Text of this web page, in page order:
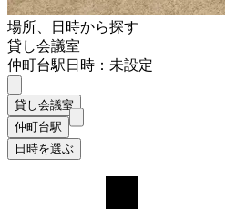
場所、日時から探す
貸し会議室
仲町台駅日時：未設定
貸し会議室
仲町台駅
日時を選ぶ